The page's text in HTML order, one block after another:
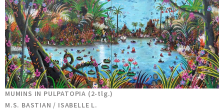
MUMINS IN PULPATOPIA (2-tlg.)
M.S. BASTIAN / ISABELLE L.